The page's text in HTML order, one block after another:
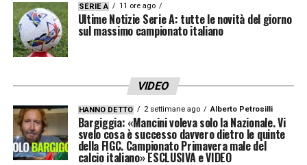
SERIE A 11 ore ago
Ultime Notizie Serie A: tutte le novità del giorno
sul massimo campionato italiano
VIDEO
HANNO DETTO 2 settimane ago Alberto Petrosilli
Bargiggia: «Mancini voleva solo la Nazionale. Vi
svelo cosa è successo davvero dietro le quinte
della FIGC. Campionato Primavera male del
calcio italiano» ESCLUSIVA e VIDEO